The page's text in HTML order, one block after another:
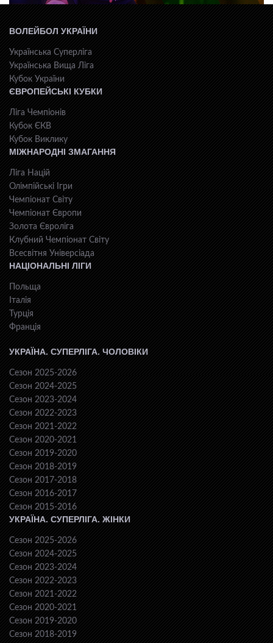
ВОЛЕЙБОЛ УКРАЇНИ
Українська Суперліга
Українська Вища Ліга
Кубок України
ЄВРОПЕЙСЬКІ КУБКИ
Ліга Чемпіонів
Кубок ЄКВ
Кубок Виклику
МІЖНАРОДНІ ЗМАГАННЯ
Ліга Націй
Олімпійські Ігри
Чемпіонат Світу
Чемпіонат Європи
Золота Євроліга
Клубний Чемпіонат Світу
Всесвiтня Унiверсiaда
НАЦІОНАЛЬНІ ЛІГИ
Польща
Італія
Турція
Франція
УКРАЇНА. СУПЕРЛІГА. ЧОЛОВІКИ
Сезон 2025-2026
Сезон 2024-2025
Сезон 2023-2024
Сезон 2022-2023
Сезон 2021-2022
Сезон 2020-2021
Сезон 2019-2020
Сезон 2018-2019
Сезон 2017-2018
Сезон 2016-2017
Сезон 2015-2016
УКРАЇНА. СУПЕРЛІГА. ЖІНКИ
Сезон 2025-2026
Сезон 2024-2025
Сезон 2023-2024
Сезон 2022-2023
Сезон 2021-2022
Сезон 2020-2021
Сезон 2019-2020
Сезон 2018-2019